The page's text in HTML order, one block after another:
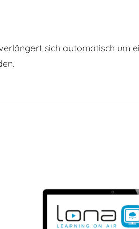
sich automatisch um